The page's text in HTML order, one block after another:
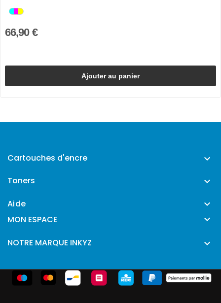
66,90 €
Ajouter au panier
Cartouches d'encre 
Toners 
Aide 
MON ESPACE 
NOTRE MARQUE INKYZ 